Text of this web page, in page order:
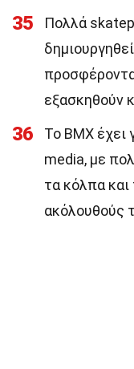
35
Πολλά
εξασκηθούν
36
Το BMX έχει
media, με
τα κόλπα και
ακόλουθούς